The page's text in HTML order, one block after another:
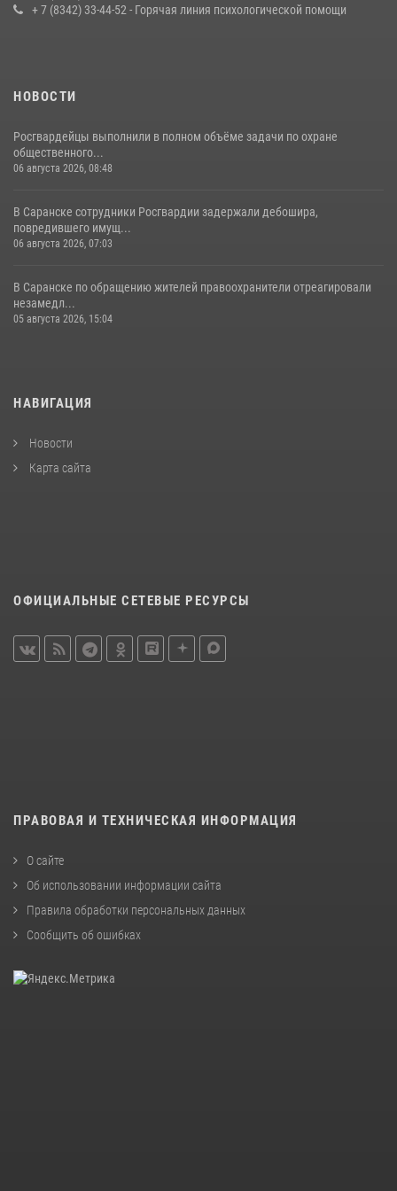
23 июля 2026, 11:54 4
+ 7 (8342) 33-44-52 - Горячая линия психологической помощи
НОВОСТИ
Росгвардейцы выполнили в полном объёме задачи по охране
общественного...
06 августа 2026, 08:48
В Саранске сотрудники Росгвардии задержали дебошира,
повредившего имущ...
06 августа 2026, 07:03
В Саранске по обращению жителей правоохранители отреагировали
незамедл...
05 августа 2026, 15:04
НАВИГАЦИЯ
Новости
Карта сайта
ОФИЦИАЛЬНЫЕ СЕТЕВЫЕ РЕСУРСЫ
ПРАВОВАЯ И ТЕХНИЧЕСКАЯ ИНФОРМАЦИЯ
О сайте
Об использовании информации сайта
Правила обработки персональных данных
Сообщить об ошибках